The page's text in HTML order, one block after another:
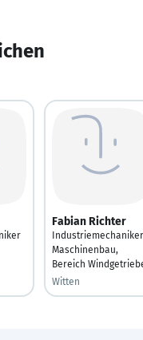
Fabian Richter
Industriemechaniker
Maschinenbau,
Bereich
Witten